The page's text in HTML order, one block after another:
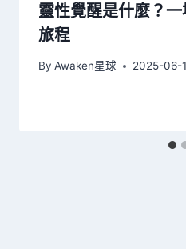
靈性覺醒是什麼？
旅程
By Awaken星球 2025-06-